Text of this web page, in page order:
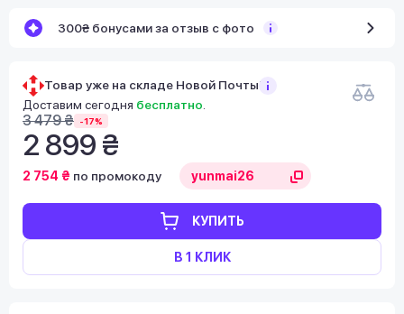
300₴ бонусами за отзыв с фото
Товар уже на складе Новой Почты!
Доставим сегодня бесплатно
3 479 ₴ -17%
2 899 ₴
КУПИТЬ
В 1 КЛИК
2 754 ₴ по промокоду